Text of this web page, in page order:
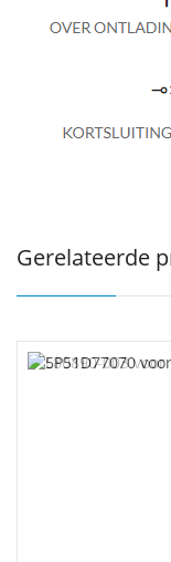
Gerelateerde